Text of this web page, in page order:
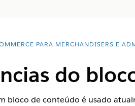
PARA MERCHANDISERS E
do
bloco de conteúdo é usado